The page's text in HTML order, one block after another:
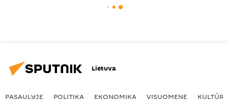
Lietuva
PASAULYJE POLITIKA EKONOMIKA VISUOMENĖ KULTŪRA